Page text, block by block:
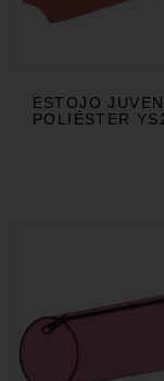
ESTOJO
POLIÉSTER